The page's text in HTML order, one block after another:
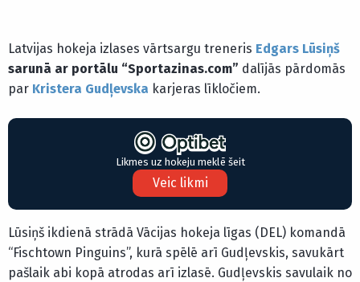
Latvijas hokeja izlases vārtsargu treneris Edgars Lūsiņš
sarunā ar portālu “Sportazinas.com” dalījās pārdomās
par Kristera Gudļevska karjeras līkločiem.
Likmes uz hokeju meklē šeit
Veic likmi
Lūsiņš ikdienā strādā Vācijas hokeja līgas (DEL) komandā
“Fischtown Pinguins”, kurā spēlē arī Gudļevskis, savukārt
pašlaik abi kopā atrodas arī izlasē. Gudļevskis savulaik no